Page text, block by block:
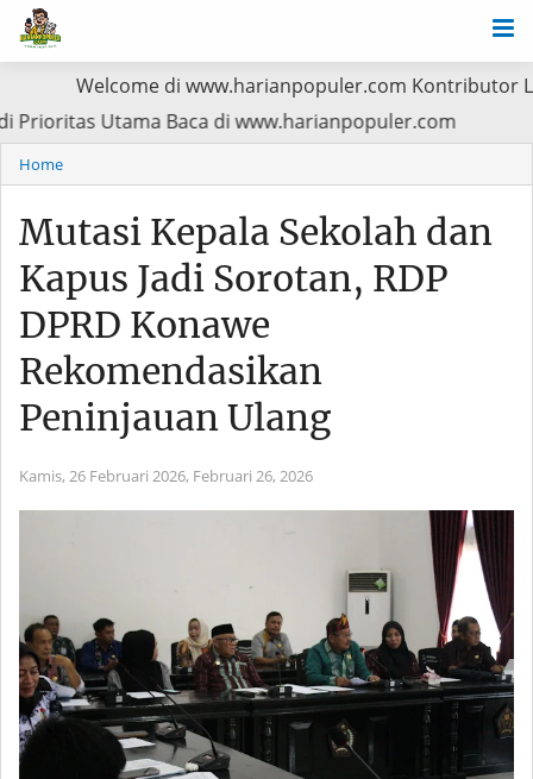
Welcome di www.harianpopuler.com Kontributor Liputan
Jadi Prioritas Utama Baca di www.harianpopuler.com
Home
Mutasi Kepala Sekolah dan
Kapus Jadi Sorotan, RDP
DPRD Konawe
Rekomendasikan
Peninjauan Ulang
Kamis, 26 Februari 2026, Februari 26, 2026